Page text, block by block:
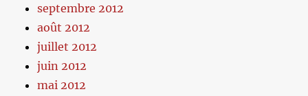
septembre 2012
août 2012
juillet 2012
juin 2012
mai 2012